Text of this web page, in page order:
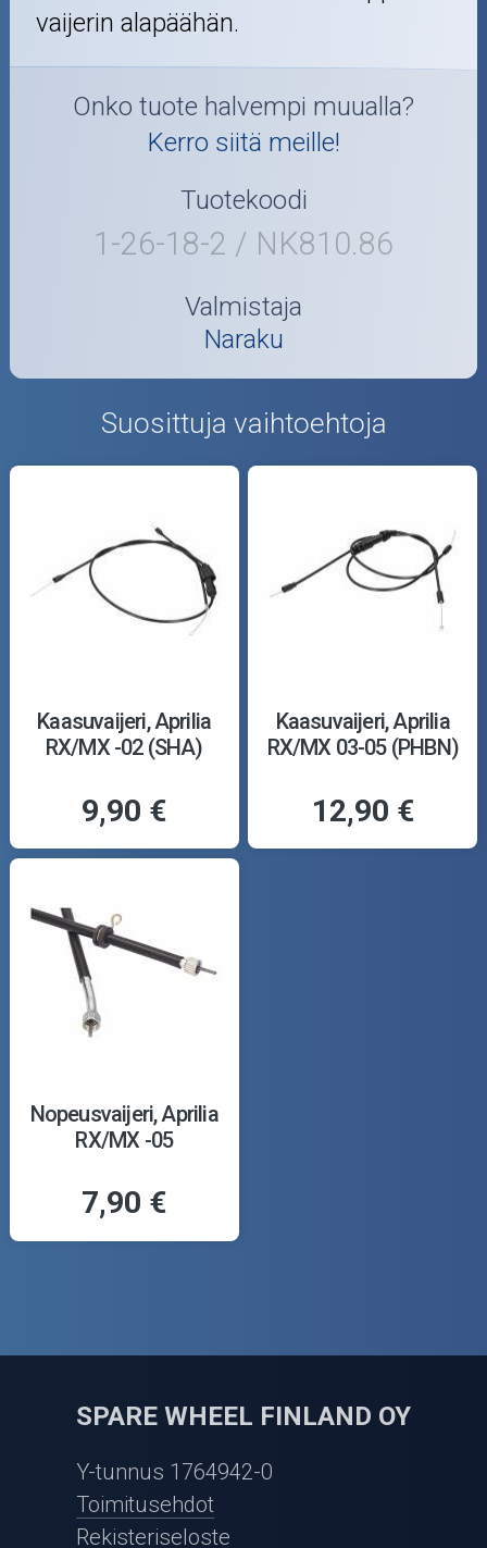
vaijerin alapäähän.
Onko tuote halvempi muualla?
Kerro siitä meille!
Tuotekoodi
1-26-18-2 / NK810.86
Valmistaja
Naraku
Suosittuja vaihtoehtoja
Kaasuvaijeri, Aprilia
RX/MX -02 (SHA)
9,90 €
Kaasuvaijeri, Aprilia
RX/MX 03-05 (PHBN)
12,90 €
Nopeusvaijeri, Aprilia
RX/MX -05
7,90 €
SPARE WHEEL FINLAND OY
Y-tunnus 1764942-0
Toimitusehdot
Rekisteriseloste